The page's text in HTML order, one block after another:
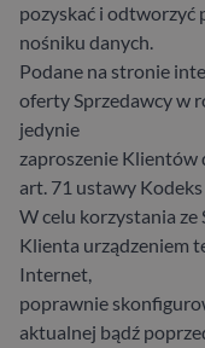
pozyskać i odtworzyć
nośniku danych.
Podane na stronie
oferty Sprzedawcy w
jedynie
zaproszenie Klientów
art. 71 ustawy
W celu korzystania ze
Klienta urządzeniem
Internet,
poprawnie
aktualnej bądź